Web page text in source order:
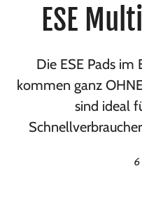
S
a
m
m
ESE
Die ESE Pads im
kommen ganz
sind ideal
6